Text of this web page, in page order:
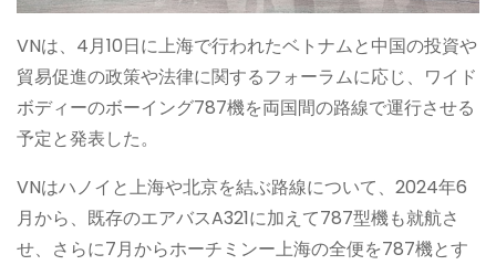
VNは、4月10日に上海で行われたベトナムと中国の投資や
貿易促進の政策や法律に関するフォーラムに応じ、ワイド
ボディーのボーイング787機を両国間の路線で運行させる
予定と発表した。
VNはハノイと上海や北京を結ぶ路線について、2024年6
月から、既存のエアバスA321に加えて787型機も就航さ
せ、さらに7月からホーチミンー上海の全便を787機とす